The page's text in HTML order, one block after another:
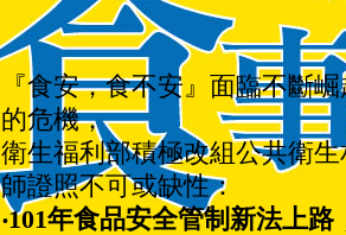
『食安，食不安』面臨不斷
的危機，
衛生福利部積極改組公共衛
師證照不可或缺性：
‧101年食品安全管制新法上